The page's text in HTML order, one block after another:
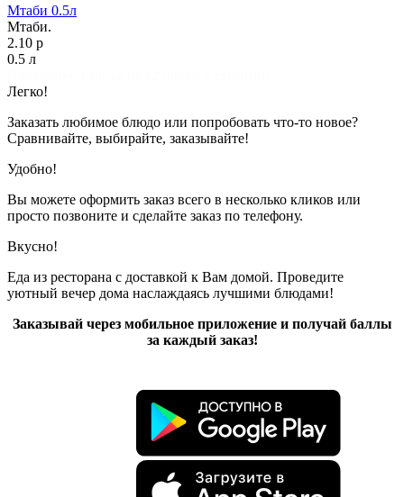
Мтаби 0.5л
Мтаби.
2.10 р
0.5 л
Легко!
Заказать любимое блюдо или попробовать что-то новое?
Сравнивайте, выбирайте, заказывайте!
Удобно!
Вы можете оформить заказ всего в несколько кликов или
просто позвоните и сделайте заказ по телефону.
Вкусно!
Еда из ресторана с доставкой к Вам домой. Проведите
уютный вечер дома наслаждаясь лучшими блюдами!
Заказывай через мобильное приложение и получай баллы
за каждый заказ!